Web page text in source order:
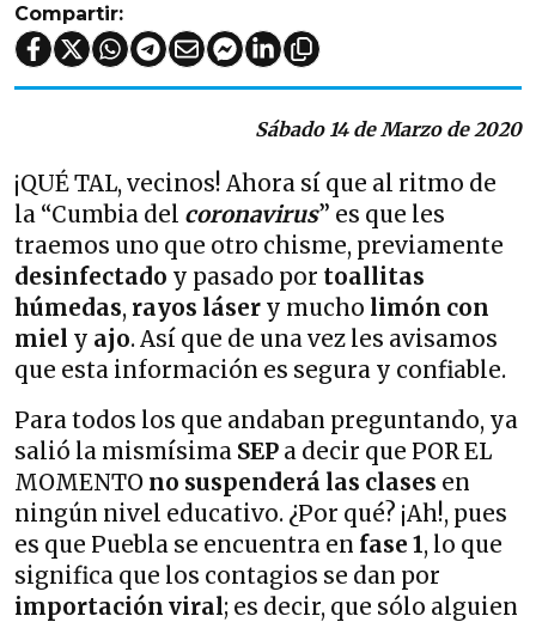
Compartir:
Sábado 14 de Marzo de 2020
¡QUÉ TAL, vecinos! Ahora sí que al ritmo de
la “Cumbia del coronavirus” es que les
traemos uno que otro chisme, previamente
desinfectado y pasado por toallitas
húmedas, rayos láser y mucho limón con
miel y ajo. Así que de una vez les avisamos
que esta información es segura y confiable.
Para todos los que andaban preguntando, ya
salió la mismísima SEP a decir que POR EL
MOMENTO no suspenderá las clases en
ningún nivel educativo. ¿Por qué? ¡Ah!, pues
es que Puebla se encuentra en fase 1, lo que
significa que los contagios se dan por
importación viral; es decir, que sólo alguien